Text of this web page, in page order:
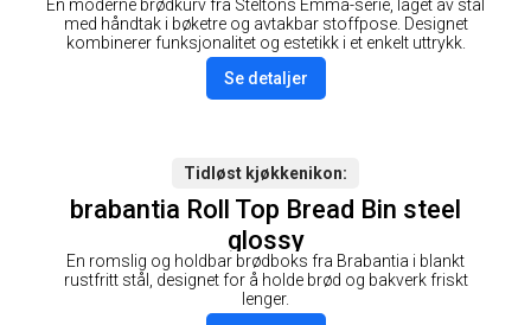
En moderne brødkurv fra Steltons Emma-serie, laget av stål
med håndtak i bøketre og avtakbar stoffpose. Designet
kombinerer funksjonalitet og estetikk i et enkelt uttrykk.
Se detaljer
Tidløst kjøkkenikon
brabantia Roll Top Bread Bin steel
glossy
En romslig og holdbar brødboks fra Brabantia i blankt
rustfritt stål, designet for å holde brød og bakverk friskt
lenger.